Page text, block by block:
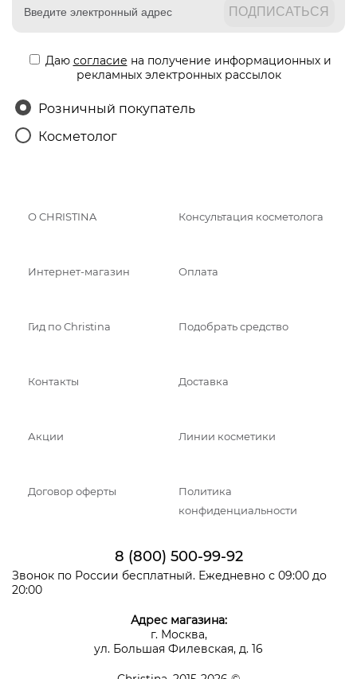
Даю согласие на получение информационных и
рекламных электронных рассылок
Розничный покупатель
Косметолог
О CHRISTINA Консультация косметолога
Интернет-магазин Оплата
Гид по Christina Подобрать средство
Контакты Доставка
Акции Линии косметики
Договор оферты
Политика
конфиденциальности
8 (800) 500-99-92
Звонок по России бесплатный. Ежедневно с 09:00 до
20:00
Адрес магазина:
г. Москва,
ул. Большая Филевская, д. 16